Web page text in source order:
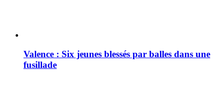
Valence : Six jeunes blessés par balles dans une
fusillade